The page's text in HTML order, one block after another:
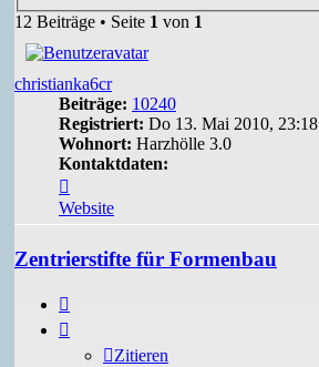
12 Beiträge • Seite 1 von 1
christianka6cr
Beiträge: 10240
Registriert: Do 13. Mai 2010, 23:18
Wohnort: Harzhölle 3.0
Kontaktdaten:
von
christianka6cr
Website
Zentrierstifte für Formenbau
Zitieren